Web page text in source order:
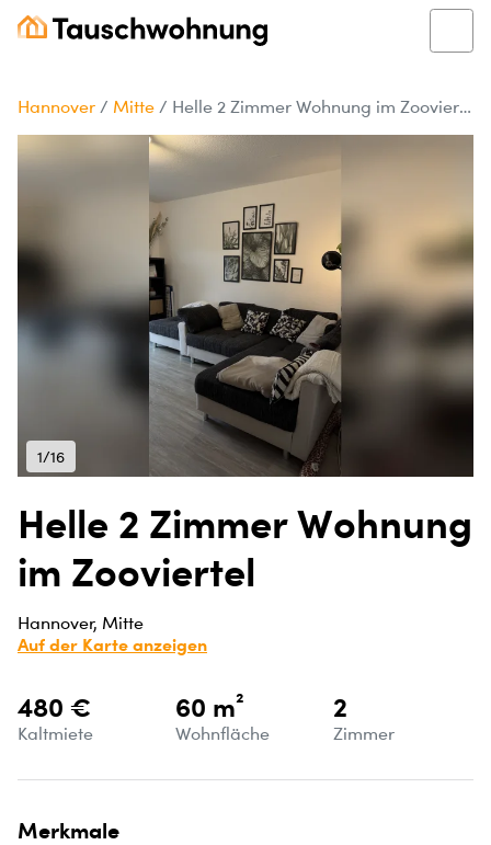
Hannover / Mitte / Helle 2 Zimmer Wohnung im Zooviertel
1/16
Helle 2 Zimmer Wohnung
im Zooviertel
Hannover, Mitte
Auf der Karte anzeigen
480 €
Kaltmiete
60 m²
Wohnfläche
2
Zimmer
Merkmale